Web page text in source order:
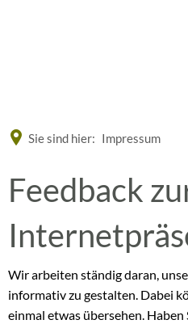
Sie sind hier: Impressum
Feedback
zur
Internetseite
Feedback
Wir arbeiten ständig daran,
informativ zu gestalten. Dabei
einmal etwas übersehen. Haben